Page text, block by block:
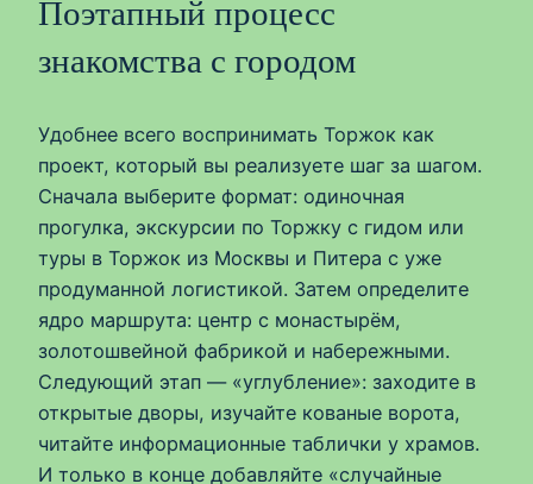
Поэтапный процесс
знакомства с городом
Удобнее всего воспринимать Торжок как
проект, который вы реализуете шаг за шагом.
Сначала выберите формат: одиночная
прогулка, экскурсии по Торжку с гидом или
туры в Торжок из Москвы и Питера с уже
продуманной логистикой. Затем определите
ядро маршрута: центр с монастырём,
золотошвейной фабрикой и набережными.
Следующий этап — «углубление»: заходите в
открытые дворы, изучайте кованые ворота,
читайте информационные таблички у храмов.
И только в конце добавляйте «случайные